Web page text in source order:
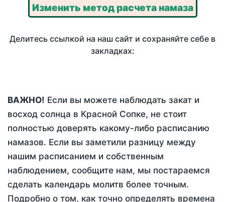
Изменить метод расчета намаза
Делитесь ссылкой на наш сайт и сохраняйте себе в
закладках:
ВАЖНО! Если вы можете наблюдать закат и
восход солнца в Красной Сопке, не стоит
полностью доверять какому-либо расписанию
намазов. Если вы заметили разницу между
нашим расписанием и собственным
наблюдением, сообщите нам, мы постараемся
сделать календарь молитв более точным.
Подробно о том, как точно определять времена